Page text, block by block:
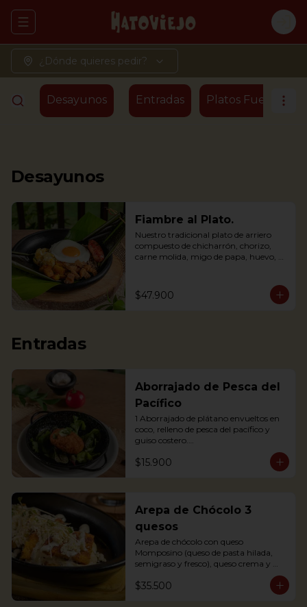
Abrir menu de navegación
¿Dónde quieres pedir?
Desayunos Entradas Platos Fuertes -
Desayunos
Fiambre al Plato.
Nuestro tradicional plato de arriero
compuesto de chicharrón, chorizo,
carne molida, migo de papa, huevo,
$47.900
Entradas
Aborrajado de Pesca del
Pacífico
1 Aborrajado de plátano envueltos en
coco, relleno de pesca del pacífico y
guiso costero.
Pesca según disponibilidad: Dorado o
Bravo
$15.900
Arepa de Chócolo 3
quesos
Arepa de chócolo con queso
Momposino (queso de pasta hilada,
semigraso y fresco), queso crema y
$35.500